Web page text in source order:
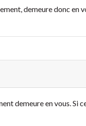
demeure donc en
demeure en vous. Si